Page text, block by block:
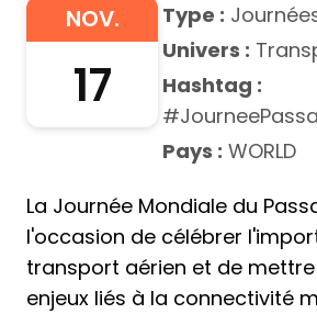
NOV.
17
Type :
Univers :
Hashtag :
Pays : WORLD
La Journée Mondiale du
l'occasion de célébrer
transport aérien et de
enjeux liés à la connectivité